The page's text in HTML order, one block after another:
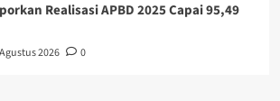
Realisasi APBD 2025 Capai 95,49
2026 0